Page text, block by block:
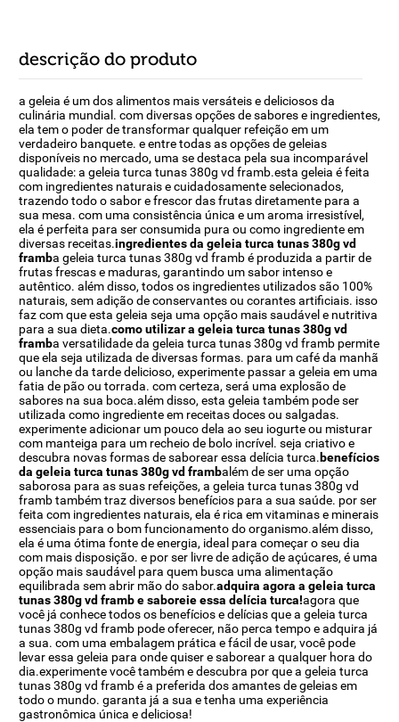
descrição do produto
a geleia é um dos alimentos mais versáteis e deliciosos da
culinária mundial. com diversas opções de sabores e ingredientes,
ela tem o poder de transformar qualquer refeição em um
verdadeiro banquete. e entre todas as opções de geleias
disponíveis no mercado, uma se destaca pela sua incomparável
qualidade: a geleia turca tunas 380g vd framb.esta geleia é feita
com ingredientes naturais e cuidadosamente selecionados,
trazendo todo o sabor e frescor das frutas diretamente para a
sua mesa. com uma consistência única e um aroma irresistível,
ela é perfeita para ser consumida pura ou como ingrediente em
diversas receitas.ingredientes da geleia turca tunas 380g vd
framba geleia turca tunas 380g vd framb é produzida a partir de
frutas frescas e maduras, garantindo um sabor intenso e
autêntico. além disso, todos os ingredientes utilizados são 100%
naturais, sem adição de conservantes ou corantes artificiais. isso
faz com que esta geleia seja uma opção mais saudável e nutritiva
para a sua dieta.como utilizar a geleia turca tunas 380g vd
framba versatilidade da geleia turca tunas 380g vd framb permite
que ela seja utilizada de diversas formas. para um café da manhã
ou lanche da tarde delicioso, experimente passar a geleia em uma
fatia de pão ou torrada. com certeza, será uma explosão de
sabores na sua boca.além disso, esta geleia também pode ser
utilizada como ingrediente em receitas doces ou salgadas.
experimente adicionar um pouco dela ao seu iogurte ou misturar
com manteiga para um recheio de bolo incrível. seja criativo e
descubra novas formas de saborear essa delícia turca.benefícios
da geleia turca tunas 380g vd frambalém de ser uma opção
saborosa para as suas refeições, a geleia turca tunas 380g vd
framb também traz diversos benefícios para a sua saúde. por ser
feita com ingredientes naturais, ela é rica em vitaminas e minerais
essenciais para o bom funcionamento do organismo.além disso,
ela é uma ótima fonte de energia, ideal para começar o seu dia
com mais disposição. e por ser livre de adição de açúcares, é uma
opção mais saudável para quem busca uma alimentação
equilibrada sem abrir mão do sabor.adquira agora a geleia turca
tunas 380g vd framb e saboreie essa delícia turca!agora que
você já conhece todos os benefícios e delícias que a geleia turca
tunas 380g vd framb pode oferecer, não perca tempo e adquira já
a sua. com uma embalagem prática e fácil de usar, você pode
levar essa geleia para onde quiser e saborear a qualquer hora do
dia.experimente você também e descubra por que a geleia turca
tunas 380g vd framb é a preferida dos amantes de geleias em
todo o mundo. garanta já a sua e tenha uma experiência
gastronômica única e deliciosa!